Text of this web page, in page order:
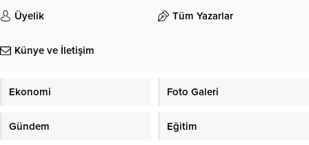
Üyelik Tüm Yazarlar
Künye ve İletişim
Ekonomi Foto Galeri
Gündem Eğitim